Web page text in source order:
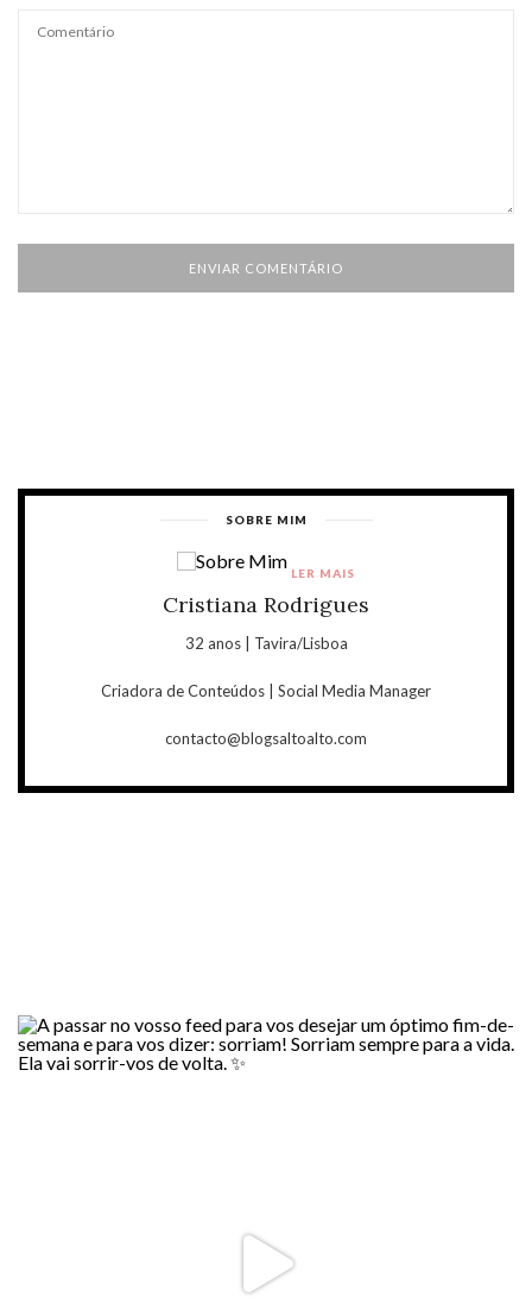
SOBRE MIM
Cristiana Rodrigues
32 anos | Tavira/Lisboa
Criadora de Conteúdos | Social Media Manager
contacto@blogsaltoalto.com
LER MAIS